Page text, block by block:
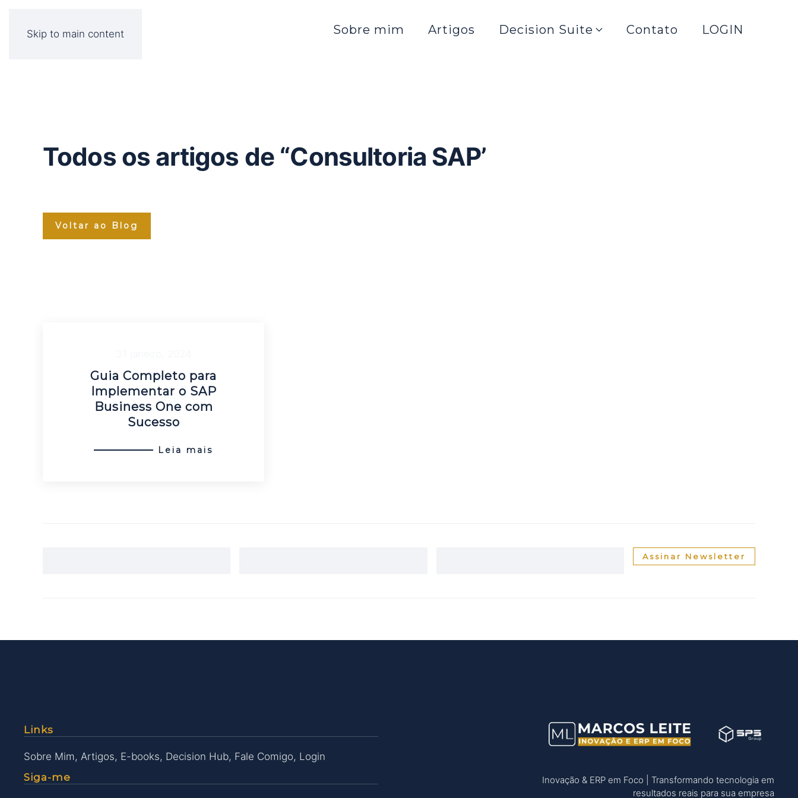
Skip to main content Sobre mim Artigos Decision Suite Contato LOGIN
Todos os artigos de “Consultoria SAP’
Voltar ao Blog
Guia Completo para
Implementar o SAP
Business One com
Sucesso
Leia mais
Assinar Newsletter
Links
Sobre Mim, Artigos, E-books, Decision Hub, Fale Comigo, Login
Siga-me
Inovação & ERP em Foco | Transformando tecnologia em
resultados reais para sua empresa